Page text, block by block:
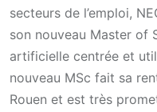
secteurs de l’emploi,
son nouveau Master of
artificielle centrée et
nouveau MSc fait sa
Rouen et est très